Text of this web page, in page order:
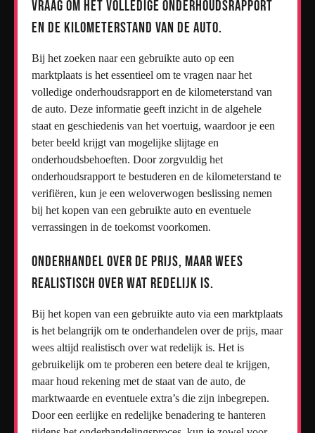
Vraag om het volledige onderhoudsrapport
en de kilometerstand van de auto.
Bij het zoeken naar een gebruikte auto op een
marktplaats is het essentieel om te vragen naar het
volledige onderhoudsrapport en de kilometerstand van
de auto. Deze informatie geeft inzicht in de algehele
staat en geschiedenis van het voertuig, waardoor je een
beter beeld krijgt van mogelijke slijtage en
onderhoudsbehoeften. Door zorgvuldig het
onderhoudsrapport te bestuderen en de kilometerstand te
verifiëren, kun je een weloverwogen beslissing nemen
bij het kopen van een gebruikte auto en eventuele
verrassingen in de toekomst voorkomen.
Onderhandel over de prijs, maar wees
realistisch over wat redelijk is.
Bij het kopen van een gebruikte auto via een marktplaats
is het belangrijk om te onderhandelen over de prijs, maar
wees altijd realistisch over wat redelijk is. Het is
gebruikelijk om te proberen een betere deal te krijgen,
maar houd rekening met de staat van de auto, de
marktwaarde en eventuele extra’s die zijn inbegrepen.
Door een eerlijke en redelijke benadering te hanteren